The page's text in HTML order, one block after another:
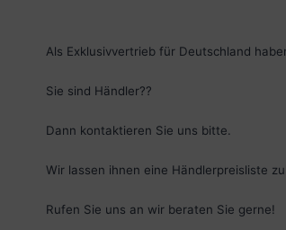
Als Exklusivvertrieb für Deutschland
Sie sind Händler??
Dann kontaktieren Sie uns bitte.
Wir lassen ihnen eine Händlerpreisliste
Rufen Sie uns an wir beraten Sie gerne!